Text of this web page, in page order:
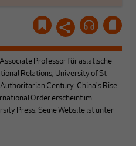
Professor für asiatische
Relations, University of St
Century: China's Rise
Order erscheint im
Press. Seine Website ist unter